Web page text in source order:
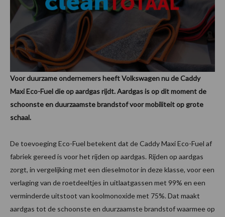
Voor duurzame ondernemers heeft Volkswagen nu de Caddy
Maxi Eco-Fuel die op aardgas rijdt. Aardgas is op dit moment de
schoonste en duurzaamste brandstof voor mobiliteit op grote
schaal.
De toevoeging Eco-Fuel betekent dat de Caddy Maxi Eco-Fuel af
fabriek gereed is voor het rijden op aardgas. Rijden op aardgas
zorgt, in vergelijking met een dieselmotor in deze klasse, voor een
verlaging van de roetdeeltjes in uitlaatgassen met 99% en een
verminderde uitstoot van koolmonoxide met 75%. Dat maakt
aardgas tot de schoonste en duurzaamste brandstof waarmee op